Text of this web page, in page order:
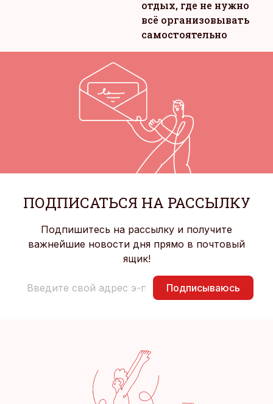
отдых, где не нужно
всё организовывать
самостоятельно
ПОДПИСАТЬСЯ НА РАССЫЛКУ
Подпишитесь на рассылку и получите
важнейшие новости дня прямо в почтовый
ящик!
Подписываюсь